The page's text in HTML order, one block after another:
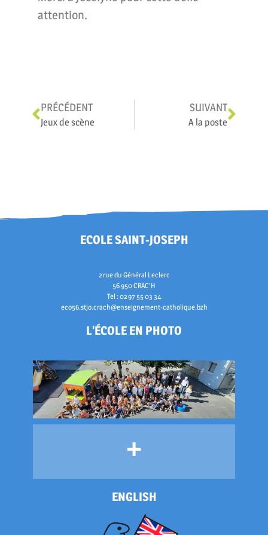
attention.
PRÉCÉDENT
Jeux de scène
SUIVANT
A la poste
ECOLE SAINT-JOSEPH
2 rue du Général Leclerc
56 950 CRAC'H
Tel : 02 97 55 03 34
eco56.stjo.crach@enseignement-catholique.bzh
L'ÉCOLE EN PHOTO
+
ENGLISH